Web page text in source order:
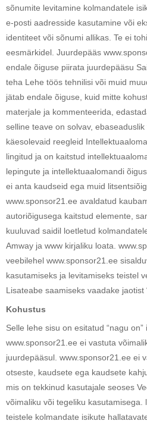
sõnumite levitamine kolmandatele
e-posti aadresside kasutamine või
identiteet või sõnumi allikas. Te ei
eesmärkidel. Juurdepääs
endale õiguse piirata juurdepääsu
teha Lehe töös tehnilisi või muid
jätab endale õiguse, kuid mitte
materjale ja kommenteerida,
selline teave on solvav,
käesolevaid reegleid
lingitud ja on kaitstud
lepingute ja intellektuaalomandi
ei anta kaudseid ega muid
www.sponsor21.ee avaldatud
autoriõigusega kaitstud elemente,
kuuluvad saidil loetletud
Amway ja www kirjaliku loata.
veebilehel www.sponsor21.ee
kasutamiseks ja levitamiseks teistel
Lisateabe saamiseks vaadake jaotist
Kohustus
Selle lehe sisu on esitatud “nagu
www.sponsor21.ee ei vastuta
juurdepääsul. www.sponsor21.ee ei
otseste, kaudsete ega kaudsete
mis on tekkinud kasutajale seoses
võimaliku või tegeliku kasutamisega.
teistele kolmandate isikute